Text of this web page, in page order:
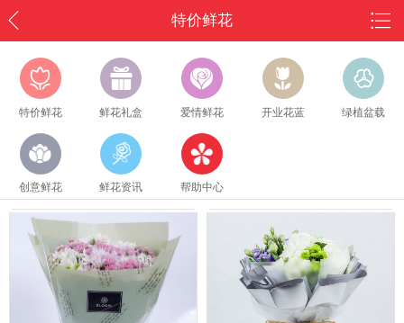
特价鲜花
特价鲜花 鲜花礼盒 爱情鲜花 开业花蓝 绿植盆载
创意鲜花 鲜花资讯 帮助中心